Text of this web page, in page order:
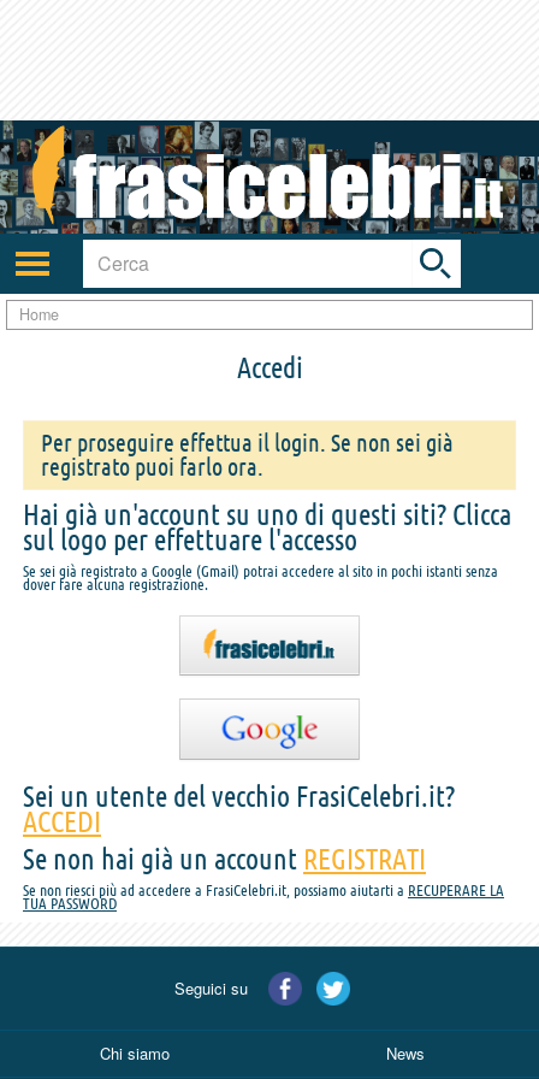
Attiva/disattiva
navigazione
Toggle
search
bar
Home
Accedi
Per proseguire effettua il login. Se non sei già
registrato puoi farlo ora.
Hai già un'account su uno di questi siti? Clicca
sul logo per effettuare l'accesso
Se sei già registrato a Google (Gmail) potrai accedere al sito in pochi istanti senza
dover fare alcuna registrazione.
Sei un utente del vecchio FrasiCelebri.it?
ACCEDI
Se non hai già un account REGISTRATI
Se non riesci più ad accedere a FrasiCelebri.it, possiamo aiutarti a RECUPERARE LA
TUA PASSWORD
Seguici su
Chi siamo News